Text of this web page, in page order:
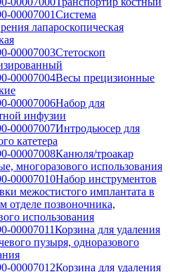
00007001Система
лапароскопическая
00007003Стетоскоп
00007004Весы прецизионные
00007006Набор для
инфузии
00007007Интродьюсер для
катетера
00007008Канюля/троакар
многоразового использования
00007010Набор инструментов
межостистого имплантата в
отделе позвоночника,
использования
00007011Корзина для удаления
пузыря, одноразового
00007012Корзина для удаления